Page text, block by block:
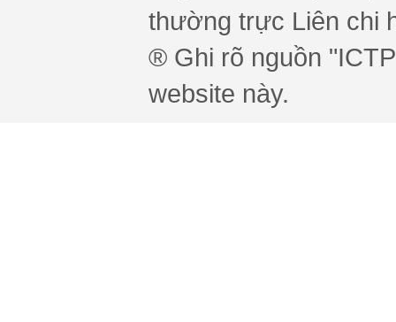
thường trực Liên chi
® Ghi rõ nguồn
website này.